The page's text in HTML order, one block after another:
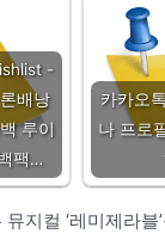
-
배낭
루이
팩…
카카오
나 프로
지컬 ‘레미제라블